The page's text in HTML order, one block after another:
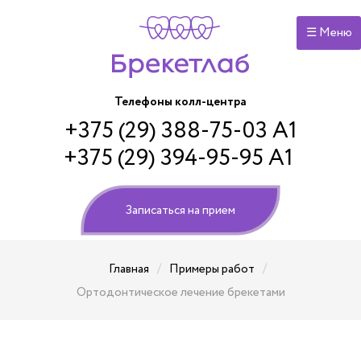
☰ Меню
Телефоны колл-центра
+375 (29) 388-75-03 А1
+375 (29) 394-95-95 А1
Записаться на прием
Главная / Примеры работ /
Ортодонтическое лечение брекетами